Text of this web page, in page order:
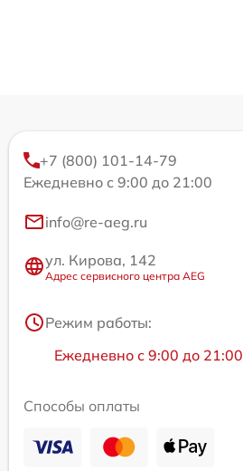
+7 (800) 101-14-79
Ежедневно с 9:00 до 21:00
info@re-aeg.ru
ул. Кирова, 142
Адрес сервисного центра AEG
Режим работы:
Ежедневно с 9:00 до 21:00
Способы оплаты